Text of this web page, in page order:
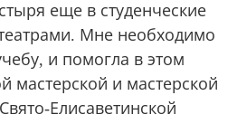
еще в студенческие
Мне необходимо
и помогла в этом
мастерской и мастерской
Елисаветинской